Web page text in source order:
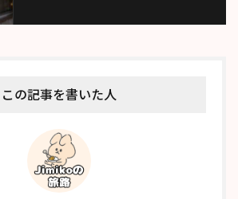
この記事を書いた人